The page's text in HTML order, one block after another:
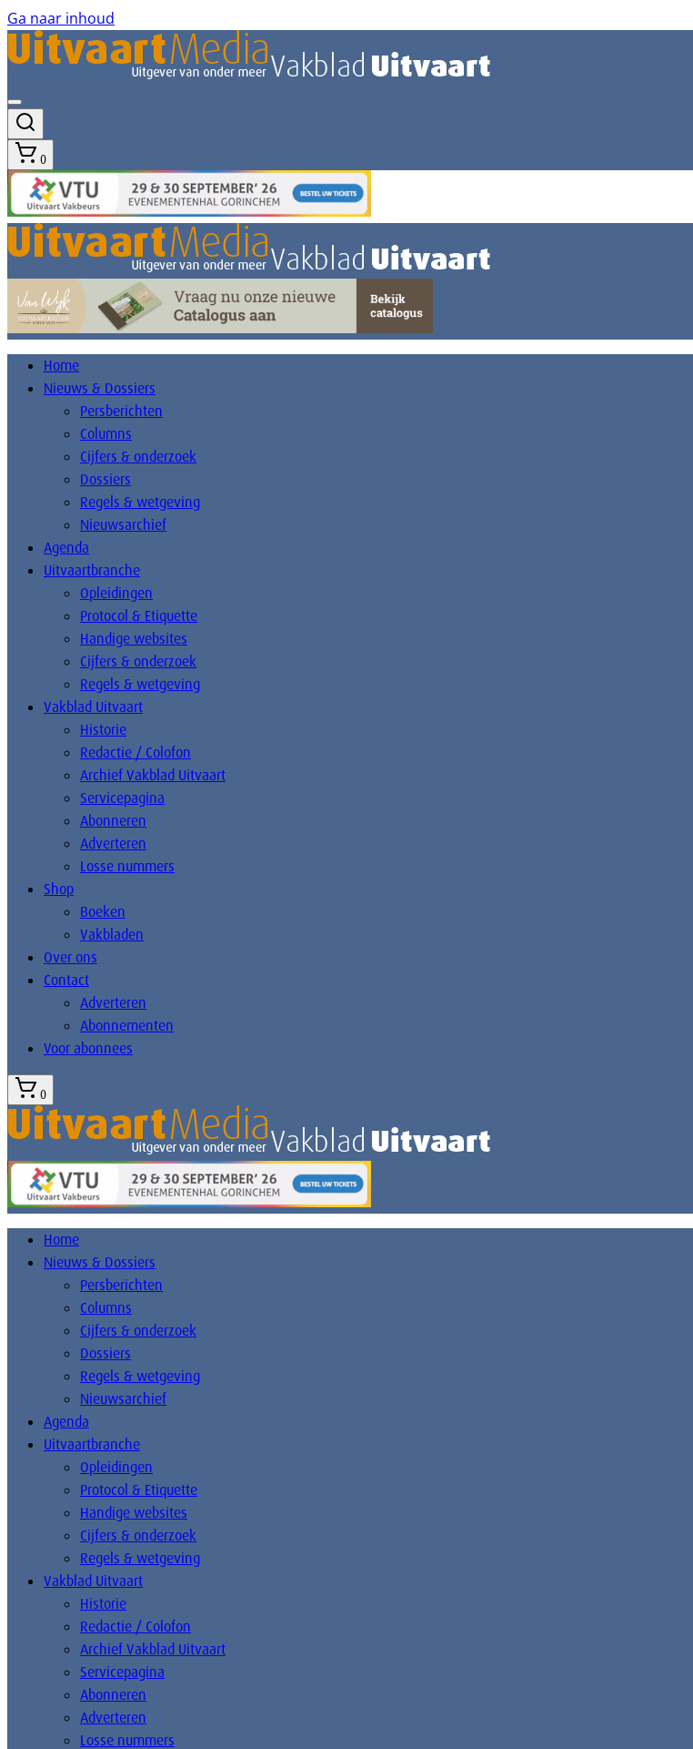
Ga naar inhoud
0
Home
Nieuws & Dossiers
Persberichten
Columns
Cijfers & onderzoek
Dossiers
Regels & wetgeving
Nieuwsarchief
Agenda
Uitvaartbranche
Opleidingen
Protocol & Etiquette
Handige websites
Cijfers & onderzoek
Regels & wetgeving
Vakblad Uitvaart
Historie
Redactie / Colofon
Archief Vakblad Uitvaart
Servicepagina
Abonneren
Adverteren
Losse nummers
Shop
Boeken
Vakbladen
Over ons
Contact
Adverteren
Abonnementen
Voor abonnees
0
Home
Nieuws & Dossiers
Persberichten
Columns
Cijfers & onderzoek
Dossiers
Regels & wetgeving
Nieuwsarchief
Agenda
Uitvaartbranche
Opleidingen
Protocol & Etiquette
Handige websites
Cijfers & onderzoek
Regels & wetgeving
Vakblad Uitvaart
Historie
Redactie / Colofon
Archief Vakblad Uitvaart
Servicepagina
Abonneren
Adverteren
Losse nummers